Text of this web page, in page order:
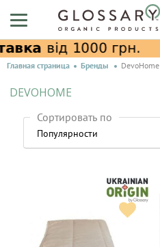
Главная страница Бренды DevoHome
DEVOHOME
Сортировать по